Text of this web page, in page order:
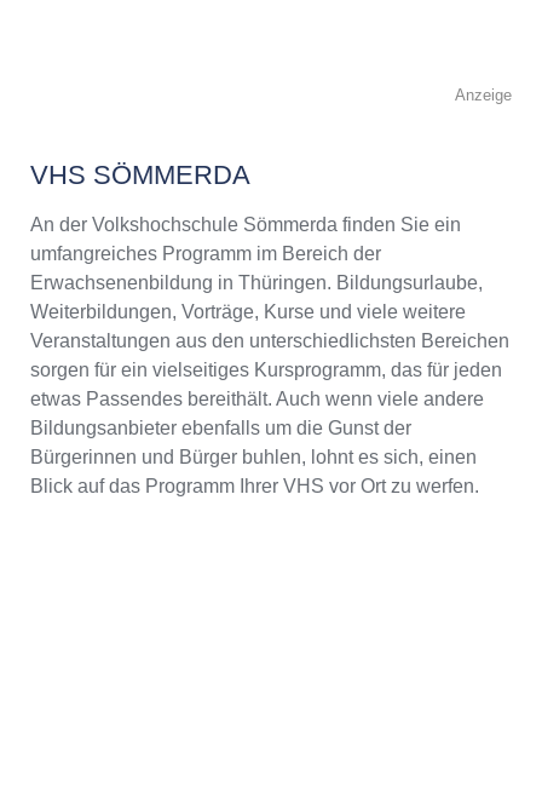
Anzeige
VHS SÖMMERDA
An der Volkshochschule Sömmerda finden Sie ein
umfangreiches Programm im Bereich der
Erwachsenenbildung in Thüringen. Bildungsurlaube,
Weiterbildungen, Vorträge, Kurse und viele weitere
Veranstaltungen aus den unterschiedlichsten Bereichen
sorgen für ein vielseitiges Kursprogramm, das für jeden
etwas Passendes bereithält. Auch wenn viele andere
Bildungsanbieter ebenfalls um die Gunst der
Bürgerinnen und Bürger buhlen, lohnt es sich, einen
Blick auf das Programm Ihrer VHS vor Ort zu werfen.